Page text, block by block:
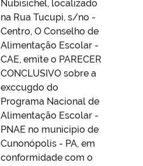
Nubisichel, localizado
na Rua Tucupi, s/no -
Centro, O Conselho de
Alimentação Escolar -
CAE, emite o PARECER
CONCLUSIVO sobre a
exccugdo do
Programa Nacional de
Alimentação Escolar -
PNAE no municipio de
Cunonópolis - PA, em
conformidade com o